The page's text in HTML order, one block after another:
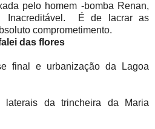
pelo homem -bomba Renan,
Inacreditável. É de lacrar as
comprometimento.
das flores
final e urbanização da Lagoa
laterais da trincheira da Maria